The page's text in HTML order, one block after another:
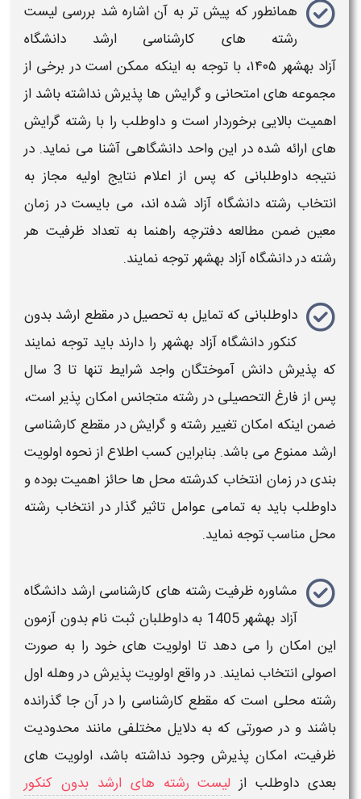
همانطور که پیش تر به آن اشاره شد بررسی لیست
رشته های کارشناسی ارشد دانشگاه
آزادبهشهر ۱۴۰۵، با توجه به اینکه ممکن است در برخی از
مجموعه های امتحانی وگرایش ها پذیرش نداشته باشد از
اهمیت بالایی برخوردار است و داوطلب را با رشته گرایش
های ارائه شده در این واحددانشگاهی آشنا می نماید. در
نتیجه داوطلبانی که پس از اعلام نتایج اولیه مجاز به
انتخاب رشته دانشگاه آزاد شده اند، می بایست در زمان
معین ضمن مطالعه دفترچه راهنما به تعداد ظرفیت هر
رشته در دانشگاه آزاد بهشهرتوجه نمایند.
داوطلبانی که تمایل به تحصیل در مقطع ارشد بدون
کنکور دانشگاه آزادبهشهر را دارند باید توجه نمایند
که پذیرش دانش آموختگان واجد شرایط تنها تا 3 سال
پس از فارغ التحصیلی در رشته متجانس امکان پذیر است،
ضمن اینکه امکانتغییر رشته و گرایش در مقطع کارشناسی
ارشد ممنوع می باشد. بنابراین کسب اطلاع از نحوه اولویت
بندی درزمان انتخاب کدرشته محل ها حائز اهمیت بوده و
داوطلب باید به تمامی عوامل تاثیر گذار در انتخاب رشته
محل مناسبتوجه نماید.
مشاوره ظرفیت رشته های کارشناسی ارشد دانشگاه
آزاد بهشهر1405 به داوطلبان ثبت نام بدون آزمون
این امکان را می دهد تا اولویت های خود را به صورت
اصولی انتخاب نمایند. در واقع اولویت پذیرش در وهله اول
رشته محلی است که مقطع کارشناسی را در آن جا گذرانده
باشند و در صورتی که به دلایل مختلفی مانند محدودیت
ظرفیت، امکان پذیرش وجود نداشته باشد، اولویت های
بعدی داوطلب از لیست رشته های ارشد بدون کنکور